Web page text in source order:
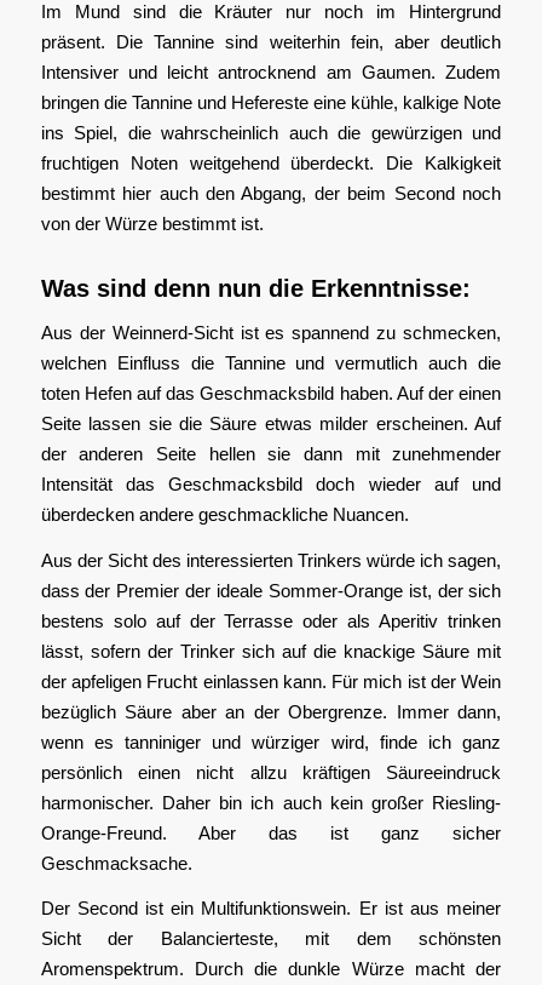
Im Mund sind die Kräuter nur noch im Hintergrund
präsent. Die Tannine sind weiterhin fein, aber deutlich
Intensiver und leicht antrocknend am Gaumen. Zudem
bringen die Tannine und Hefereste eine kühle, kalkige Note
ins Spiel, die wahrscheinlich auch die gewürzigen und
fruchtigen Noten weitgehend überdeckt. Die Kalkigkeit
bestimmt hier auch den Abgang, der beim Second noch
von der Würze bestimmt ist.
Was sind denn nun die Erkenntnisse:
Aus der Weinnerd-Sicht ist es spannend zu schmecken,
welchen Einfluss die Tannine und vermutlich auch die
toten Hefen auf das Geschmacksbild haben. Auf der einen
Seite lassen sie die Säure etwas milder erscheinen. Auf
der anderen Seite hellen sie dann mit zunehmender
Intensität das Geschmacksbild doch wieder auf und
überdecken andere geschmackliche Nuancen.
Aus der Sicht des interessierten Trinkers würde ich sagen,
dass der Premier der ideale Sommer-Orange ist, der sich
bestens solo auf der Terrasse oder als Aperitiv trinken
lässt, sofern der Trinker sich auf die knackige Säure mit
der apfeligen Frucht einlassen kann. Für mich ist der Wein
bezüglich Säure aber an der Obergrenze. Immer dann,
wenn es tanniniger und würziger wird, finde ich ganz
persönlich einen nicht allzu kräftigen Säureeindruck
harmonischer. Daher bin ich auch kein großer Riesling-
Orange-Freund. Aber das ist ganz sicher
Geschmacksache.
Der Second ist ein Multifunktionswein. Er ist aus meiner
Sicht der Balancierteste, mit dem schönsten
Aromenspektrum. Durch die dunkle Würze macht der